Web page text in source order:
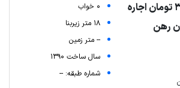
0 خواب
18 متر زیربنا
-- متر زمین
سال ساخت 1390
شماره طبقه: --